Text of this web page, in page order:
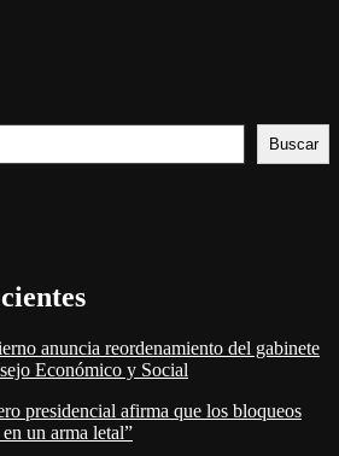
Buscar
anuncia reordenamiento del gabinete
Económico y Social
presidencial afirma que los bloqueos
un arma letal”